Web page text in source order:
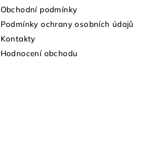
Obchodní podmínky
Podmínky ochrany osobních údajů
Kontakty
Hodnocení obchodu